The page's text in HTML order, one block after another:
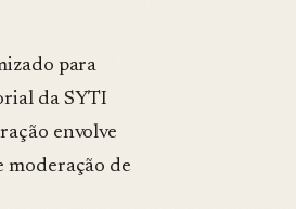
para
da SYTI
envolve
moderação de